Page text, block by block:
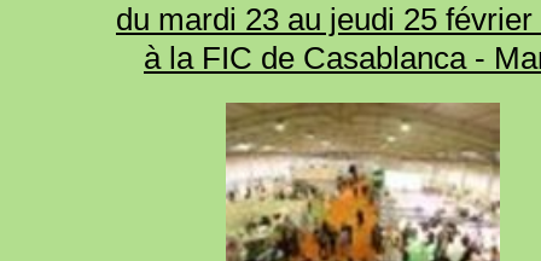
du mardi 23 au jeudi 25 février
à la FIC de Casablanca -